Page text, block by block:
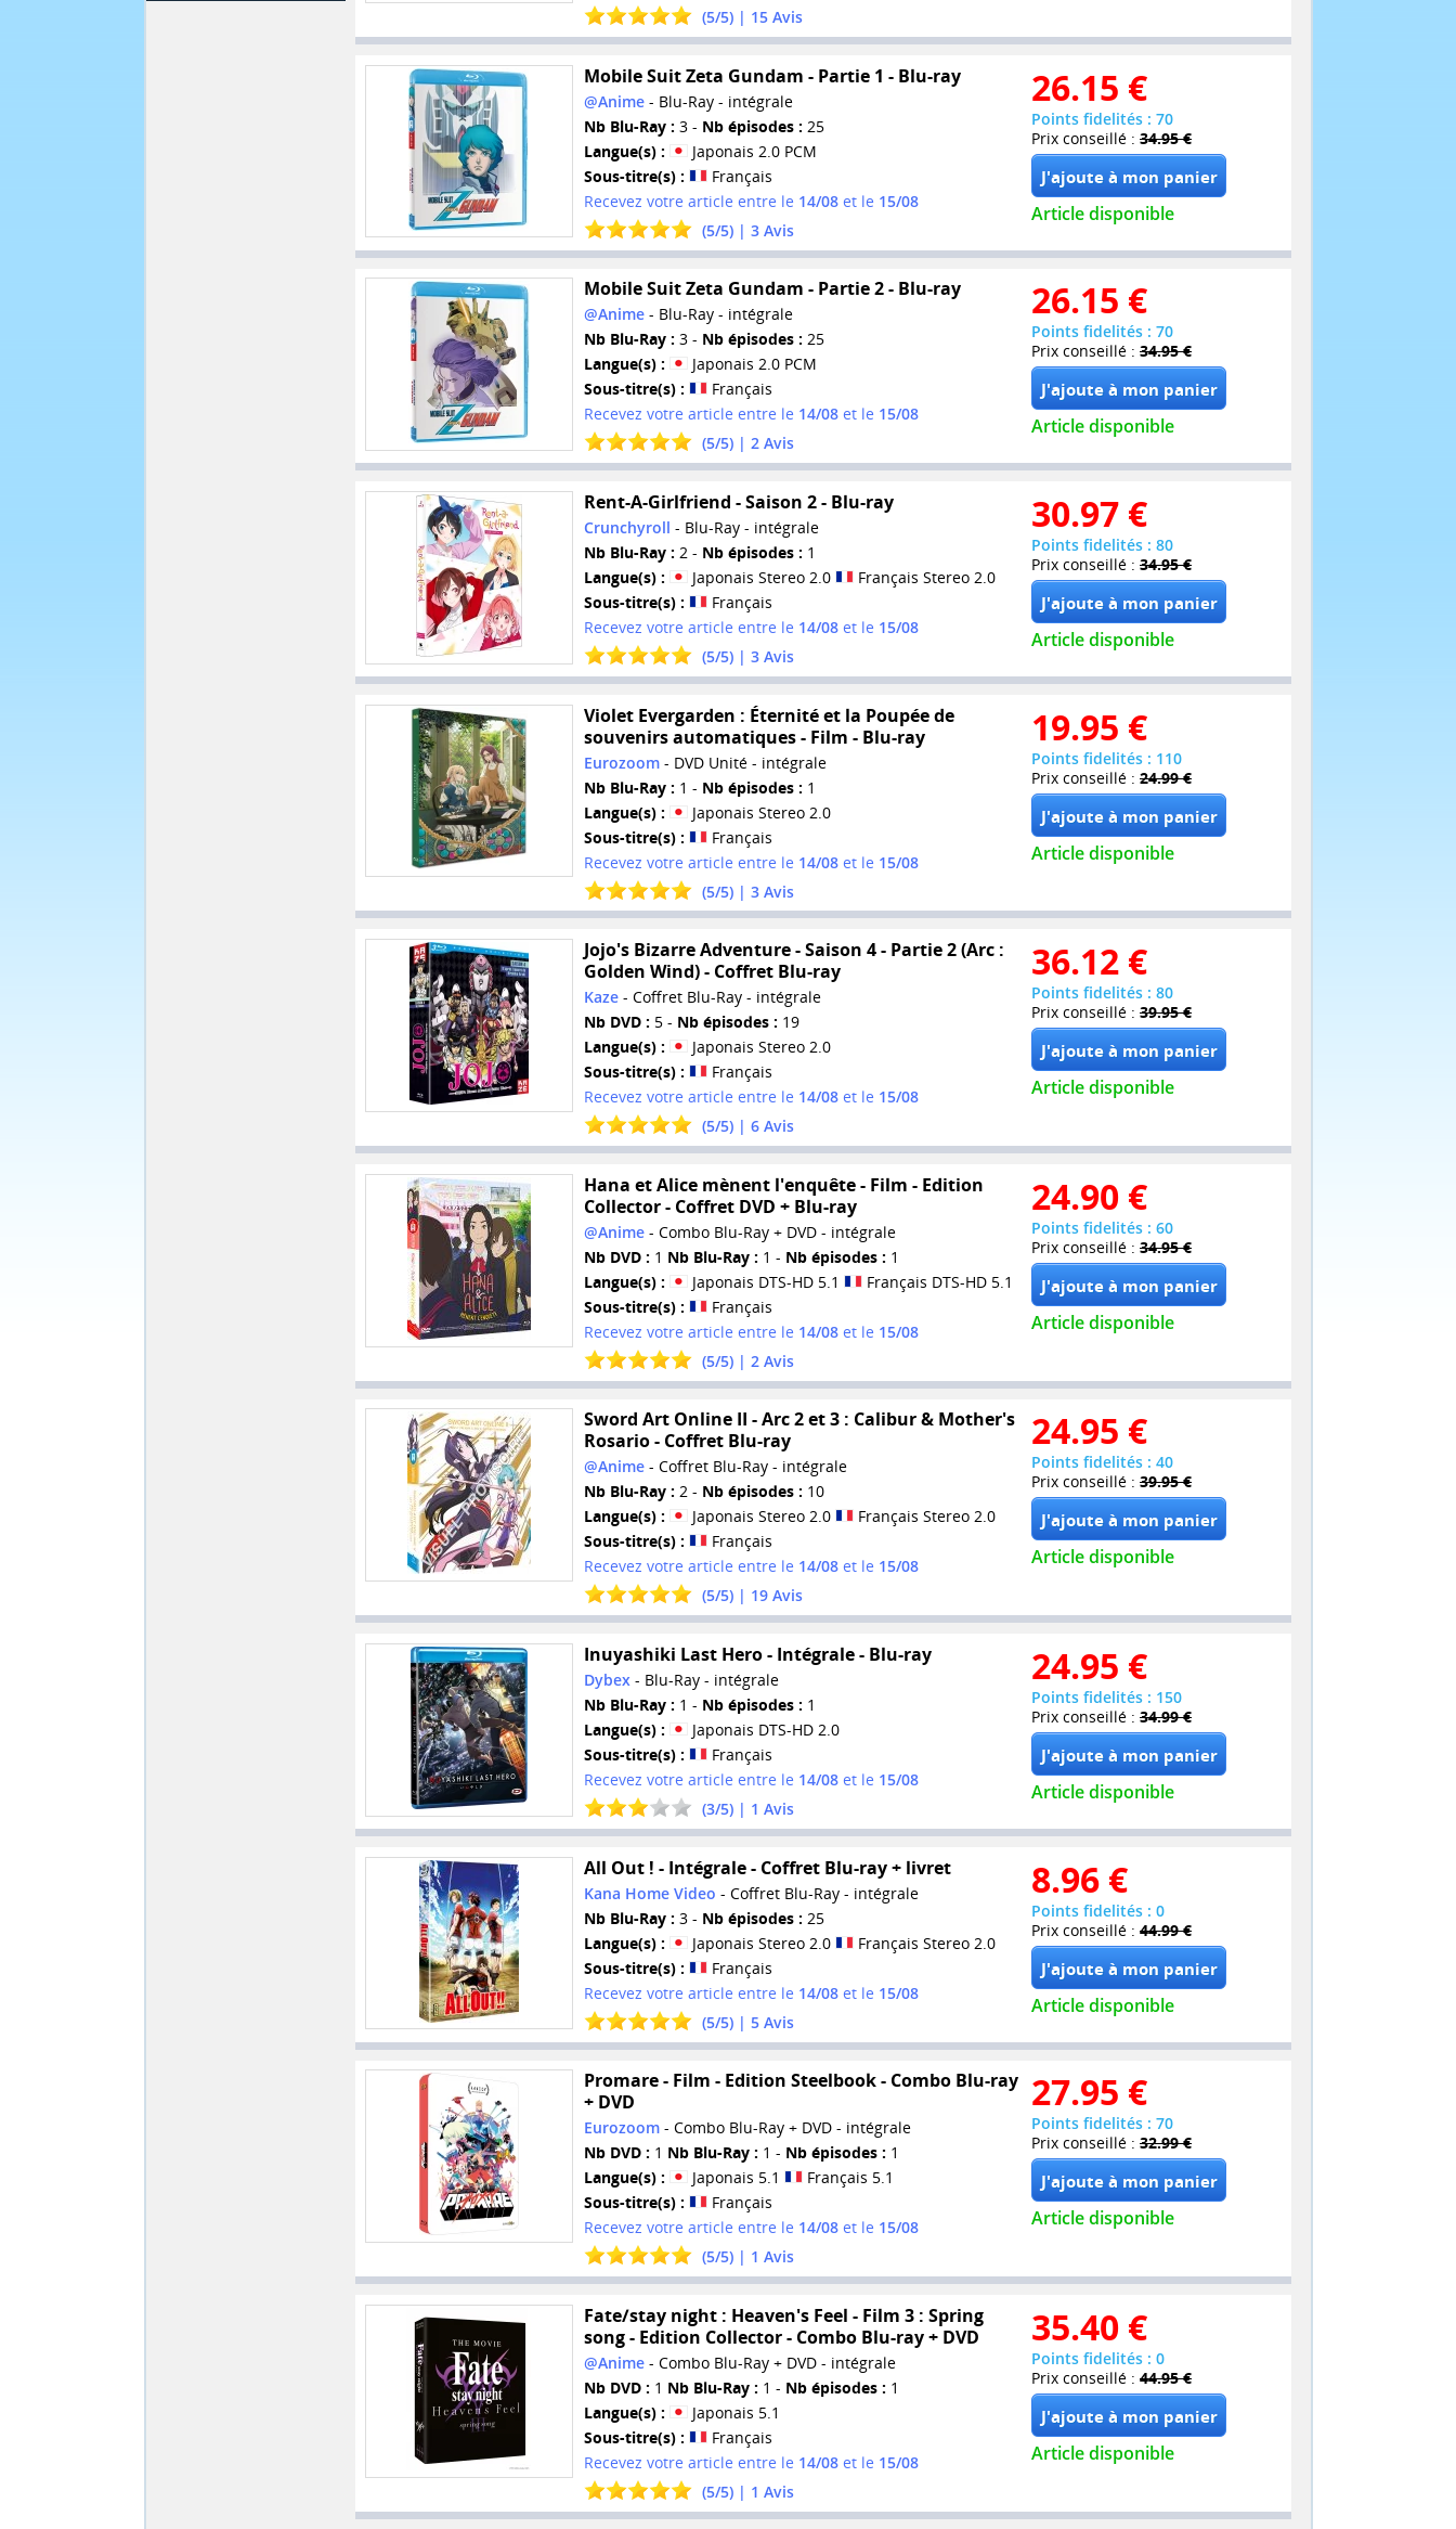
(5/5) | 15Avis
Mobile Suit Zeta Gundam - Partie 1 - Blu-ray
@Anime- Blu-Ray - intégrale
Nb Blu-Ray : 3 - Nb épisodes : 25
Langue(s) :
Japonais 2.0 PCM
Sous-titre(s) :
Français
Recevez votre article entre le 14/08et le 15/08
(5/5) | 3Avis
26.15 €
Points fidelités : 70
Prix conseillé : 34.95 €
Article disponible
Mobile Suit Zeta Gundam - Partie 2 - Blu-ray
@Anime- Blu-Ray - intégrale
Nb Blu-Ray : 3 - Nb épisodes : 25
Langue(s) :
Japonais 2.0 PCM
Sous-titre(s) :
Français
Recevez votre article entre le 14/08et le 15/08
(5/5) | 2Avis
26.15 €
Points fidelités : 70
Prix conseillé : 34.95 €
Article disponible
Rent-A-Girlfriend - Saison 2 - Blu-ray
Crunchyroll - Blu-Ray - intégrale
Nb Blu-Ray : 2 - Nb épisodes : 1
Langue(s) :
Japonais Stereo 2.0
Français Stereo 2.0
Sous-titre(s) :
Français
Recevez votre article entre le 14/08et le 15/08
(5/5) | 3Avis
30.97 €
Points fidelités : 80
Prix conseillé : 34.95 €
Article disponible
Violet Evergarden : Éternité et la Poupée de
souvenirs automatiques - Film - Blu-ray
Eurozoom- DVD Unité - intégrale
Nb Blu-Ray : 1 - Nb épisodes : 1
Langue(s) :
Japonais Stereo 2.0
Sous-titre(s) :
Français
Recevez votre article entre le 14/08et le 15/08
(5/5) | 3Avis
19.95 €
Points fidelités : 110
Prix conseillé : 24.99 €
Article disponible
Jojo's Bizarre Adventure - Saison 4 - Partie 2 (Arc :
Golden Wind) - Coffret Blu-ray
Kaze- Coffret Blu-Ray - intégrale
Nb DVD : 5 - Nb épisodes : 19
Langue(s) :
Japonais Stereo 2.0
Sous-titre(s) :
Français
Recevez votre article entre le 14/08et le 15/08
(5/5) | 6Avis
36.12 €
Points fidelités : 80
Prix conseillé : 39.95 €
Article disponible
Hana et Alice mènent l'enquête - Film - Edition
Collector - Coffret DVD + Blu-ray
@Anime- Combo Blu-Ray + DVD - intégrale
Nb DVD : 1 Nb Blu-Ray : 1 - Nb épisodes : 1
Langue(s) :
Japonais DTS-HD 5.1
Français DTS-HD 5.1
Sous-titre(s) :
Français
Recevez votre article entre le 14/08et le 15/08
(5/5) | 2Avis
24.90 €
Points fidelités : 60
Prix conseillé : 34.95 €
Article disponible
Sword Art Online II - Arc 2 et 3 : Calibur & Mother's
Rosario - Coffret Blu-ray
@Anime- Coffret Blu-Ray - intégrale
Nb Blu-Ray : 2 - Nb épisodes : 10
Langue(s) :
Japonais Stereo 2.0
Français Stereo 2.0
Sous-titre(s) :
Français
Recevez votre article entre le 14/08et le 15/08
(5/5) | 19Avis
24.95 €
Points fidelités : 40
Prix conseillé : 39.95 €
Article disponible
Inuyashiki Last Hero - Intégrale - Blu-ray
Dybex- Blu-Ray - intégrale
Nb Blu-Ray : 1 - Nb épisodes : 1
Langue(s) :
Japonais DTS-HD 2.0
Sous-titre(s) :
Français
Recevez votre article entre le 14/08et le 15/08
(3/5) | 1 Avis
24.95 €
Points fidelités : 150
Prix conseillé : 34.99 €
Article disponible
All Out ! - Intégrale - Coffret Blu-ray + livret
Kana Home Video - Coffret Blu-Ray - intégrale
Nb Blu-Ray : 3 - Nb épisodes : 25
Langue(s) :
Japonais Stereo 2.0
Français Stereo 2.0
Sous-titre(s) :
Français
Recevez votre article entre le 14/08et le 15/08
(5/5) | 5Avis
8.96 €
Points fidelités : 0
Prix conseillé : 44.99 €
Article disponible
Promare - Film - Edition Steelbook - Combo Blu-ray
+ DVD
Eurozoom- Combo Blu-Ray + DVD - intégrale
Nb DVD : 1 Nb Blu-Ray : 1 - Nb épisodes : 1
Langue(s) :
Japonais 5.1
Français 5.1
Sous-titre(s) :
Français
Recevez votre article entre le 14/08et le 15/08
(5/5) | 1 Avis
27.95 €
Points fidelités : 70
Prix conseillé : 32.99 €
Article disponible
Fate/stay night : Heaven's Feel - Film 3 : Spring
song - Edition Collector - Combo Blu-ray + DVD
@Anime- Combo Blu-Ray + DVD - intégrale
Nb DVD : 1 Nb Blu-Ray : 1 - Nb épisodes : 1
Langue(s) :
Japonais 5.1
Sous-titre(s) :
Français
Recevez votre article entre le 14/08et le 15/08
(5/5) | 1 Avis
35.40 €
Points fidelités : 0
Prix conseillé : 44.95 €
Article disponible